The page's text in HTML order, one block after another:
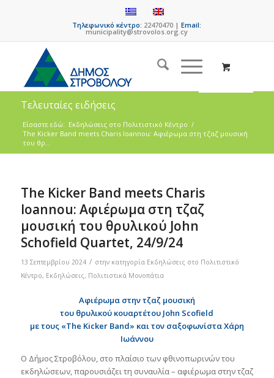
Τηλεφωνικό κέντρο: 22470470 |Email:
municipality@strovolos.org.cy
Τελευταίες ειδήσεις
Είσαστε εδώ: Eκδηλώσεις στο Πολιτιστικό Κέντρο /
The Kicker Band meets Charis Ioannou: Αφιέρωμα στη τζαζ μουσική
του θρ...
The Kicker Band meets Charis
Ioannou: Αφιέρωμα στη τζαζ
μουσική του θρυλικού John
Schofield Quartet, 24/9/24
13 Σεπτεμβρίου 2024 / στην κατηγορία Eκδηλώσεις στο Πολιτιστικό
Κέντρο, Εκδηλώσεις, Πολιτιστικά Μονοπάτια
Αφιέρωμα στην τζαζ μουσική
του θρυλικού κουαρτέτου John Scofield
με τους «Τhe Kicker Band» και τον σαξοφωνίστα Χάρη
Ιωάννου
Ο Δήμος Στροβόλου, στο πλαίσιο των φθινοπωρινών του
εκδηλώσεων, παρουσιάζει τη συναυλία – αφιέρωμα στην τζαζ